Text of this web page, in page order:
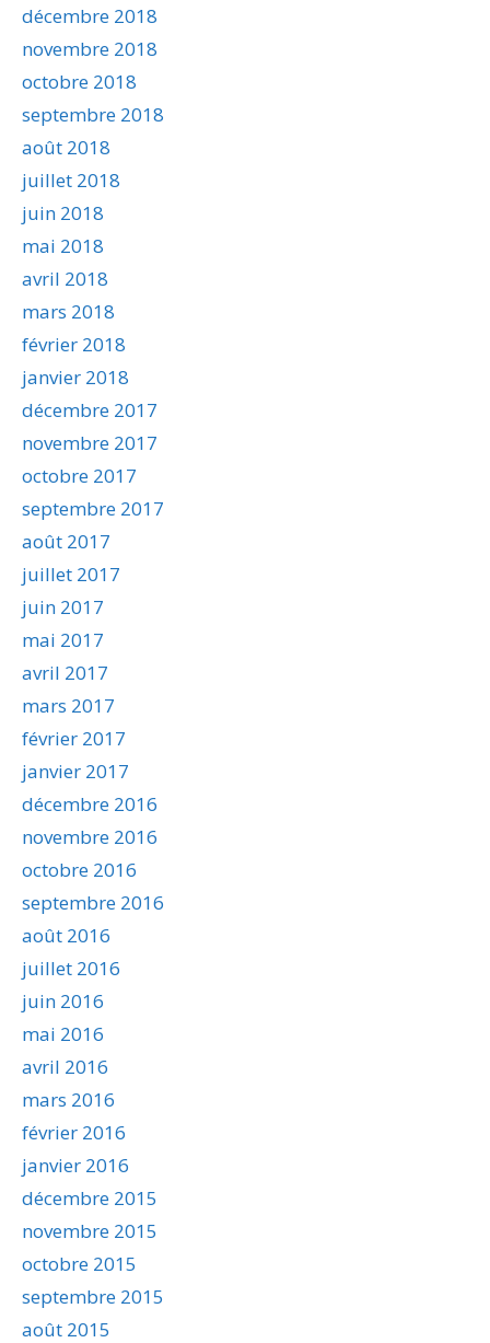
décembre 2018
novembre 2018
octobre 2018
septembre 2018
août 2018
juillet 2018
juin 2018
mai 2018
avril 2018
mars 2018
février 2018
janvier 2018
décembre 2017
novembre 2017
octobre 2017
septembre 2017
août 2017
juillet 2017
juin 2017
mai 2017
avril 2017
mars 2017
février 2017
janvier 2017
décembre 2016
novembre 2016
octobre 2016
septembre 2016
août 2016
juillet 2016
juin 2016
mai 2016
avril 2016
mars 2016
février 2016
janvier 2016
décembre 2015
novembre 2015
octobre 2015
septembre 2015
août 2015